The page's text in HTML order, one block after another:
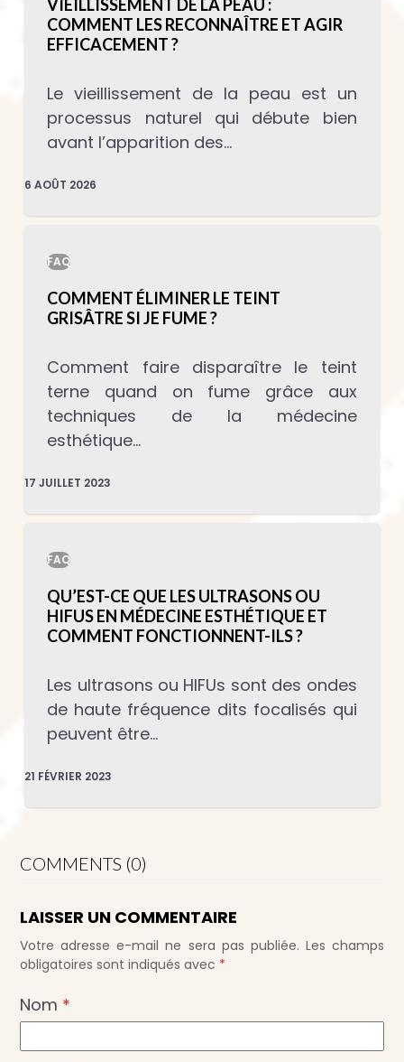
VIEILLISSEMENT DE LA PEAU :
COMMENT LES RECONNAÎTRE ET AGIR
EFFICACEMENT ?
Le vieillissement de la peau est un
processus naturel qui débute bien
avant l’apparition des…
6 AOÛT 2026
FAQ
COMMENT ÉLIMINER LE TEINT
GRISÂTRE SI JE FUME ?
Comment faire disparaître le teint
terne quand on fume grâce aux
techniques de la médecine
esthétique…
17 JUILLET 2023
FAQ
QU’EST-CE QUE LES ULTRASONS OU
HIFUS EN MÉDECINE ESTHÉTIQUE ET
COMMENT FONCTIONNENT-ILS ?
Les ultrasons ou HIFUs sont des ondes
de haute fréquence dits focalisés qui
peuvent être…
21 FÉVRIER 2023
COMMENTS (0)
LAISSER UN COMMENTAIRE
Votre adresse e-mail ne sera pas publiée. Les champs
obligatoires sont indiqués avec *
Nom *